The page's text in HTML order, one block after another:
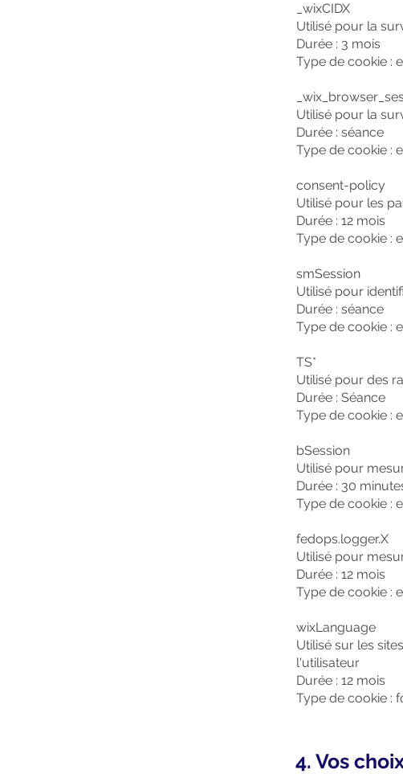
_wixCIDX
Utilisé pour la
Durée : 3 mois
Type de cookie :
Utilisé pour la
Durée : séance
Type de cookie :
consent-policy
Utilisé pour les
Durée : 12 mois
Type de cookie :
smSession
Utilisé pour
Durée : séance
Type de cookie :
TS*
Utilisé pour des
Durée : Séance
Type de cookie :
bSession
Utilisé pour
Durée : 30
Type de cookie :
fedops.logger.X
Utilisé pour
Durée : 12 mois
Type de cookie :
wixLanguage
Utilisé sur les
l'utilisateur
Durée : 12 mois
Type de cookie :
4. Vos